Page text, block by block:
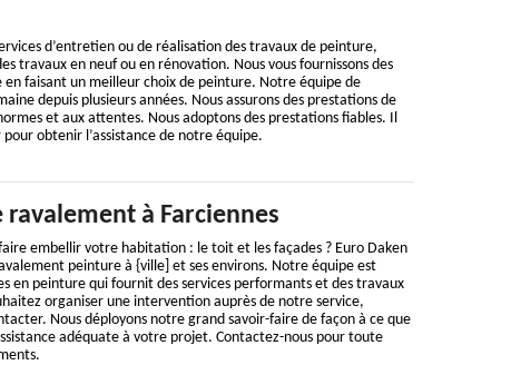
d’entretien ou de réalisation des travaux de peinture,
travaux en neuf ou en rénovation. Nous vous fournissons des
faisant un meilleur choix de peinture. Notre équipe de
depuis plusieurs années. Nous assurons des prestations de
et aux attentes. Nous adoptons des prestations fiables. Il
obtenir l’assistance de notre équipe.
ravalement à Farciennes
embellir votre habitation : le toit et les façades ? Euro Daken
peinture à {ville] et ses environs. Notre équipe est
en peinture qui fournit des services performants et des travaux
organiser une intervention auprès de notre service,
Nous déployons notre grand savoir-faire de façon à ce que
adéquate à votre projet. Contactez-nous pour toute